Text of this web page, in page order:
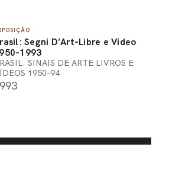
Segni D’Art-Libre e Video
1993
SINAIS DE ARTE LIVROS E
1950-94